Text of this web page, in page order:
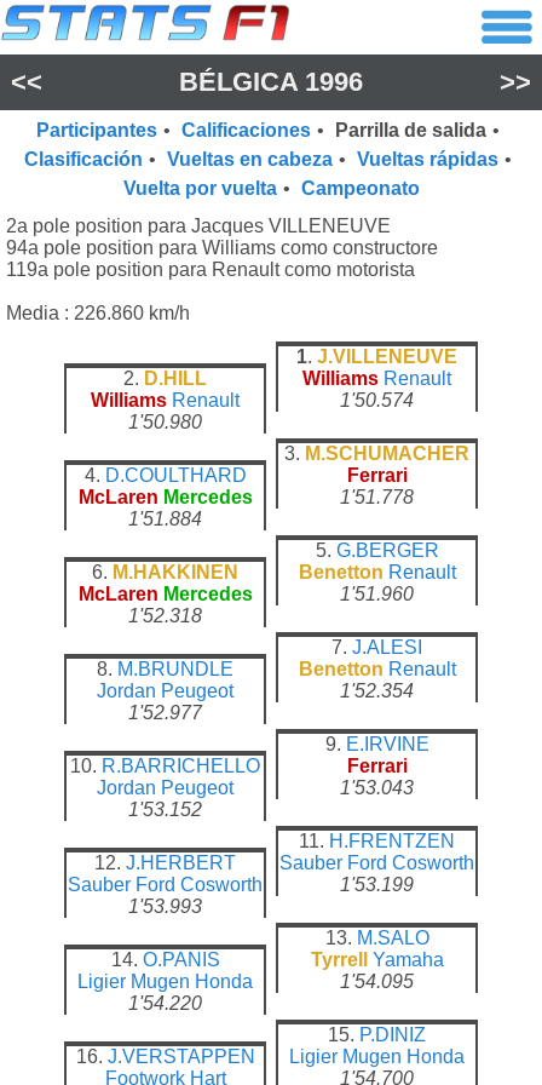
<< BÉLGICA 1996 >>
Participantes • Calificaciones • Parrilla de salida •
Clasificación • Vueltas en cabeza • Vueltas rápidas •
Vuelta por vuelta • Campeonato
2a pole position para Jacques VILLENEUVE
94a pole position para Williams como constructore
119a pole position para Renault como motorista
Media : 226.860 km/h
2. D.HILL
Williams Renault
1'50.980
1. J.VILLENEUVE
Williams Renault
1'50.574
4. D.COULTHARD
McLaren Mercedes
1'51.884
3. M.SCHUMACHER
Ferrari
1'51.778
6. M.HAKKINEN
McLaren Mercedes
1'52.318
5. G.BERGER
Benetton Renault
1'51.960
8. M.BRUNDLE
Jordan Peugeot
1'52.977
7. J.ALESI
Benetton Renault
1'52.354
10. R.BARRICHELLO
Jordan Peugeot
1'53.152
9. E.IRVINE
Ferrari
1'53.043
12. J.HERBERT
Sauber Ford Cosworth
1'53.993
11. H.FRENTZEN
Sauber Ford Cosworth
1'53.199
14. O.PANIS
Ligier Mugen Honda
1'54.220
13. M.SALO
Tyrrell
Yamaha
1'54.095
16. J.VERSTAPPEN
Footwork Hart
15. P.DINIZ
Ligier Mugen Honda
1'54.700